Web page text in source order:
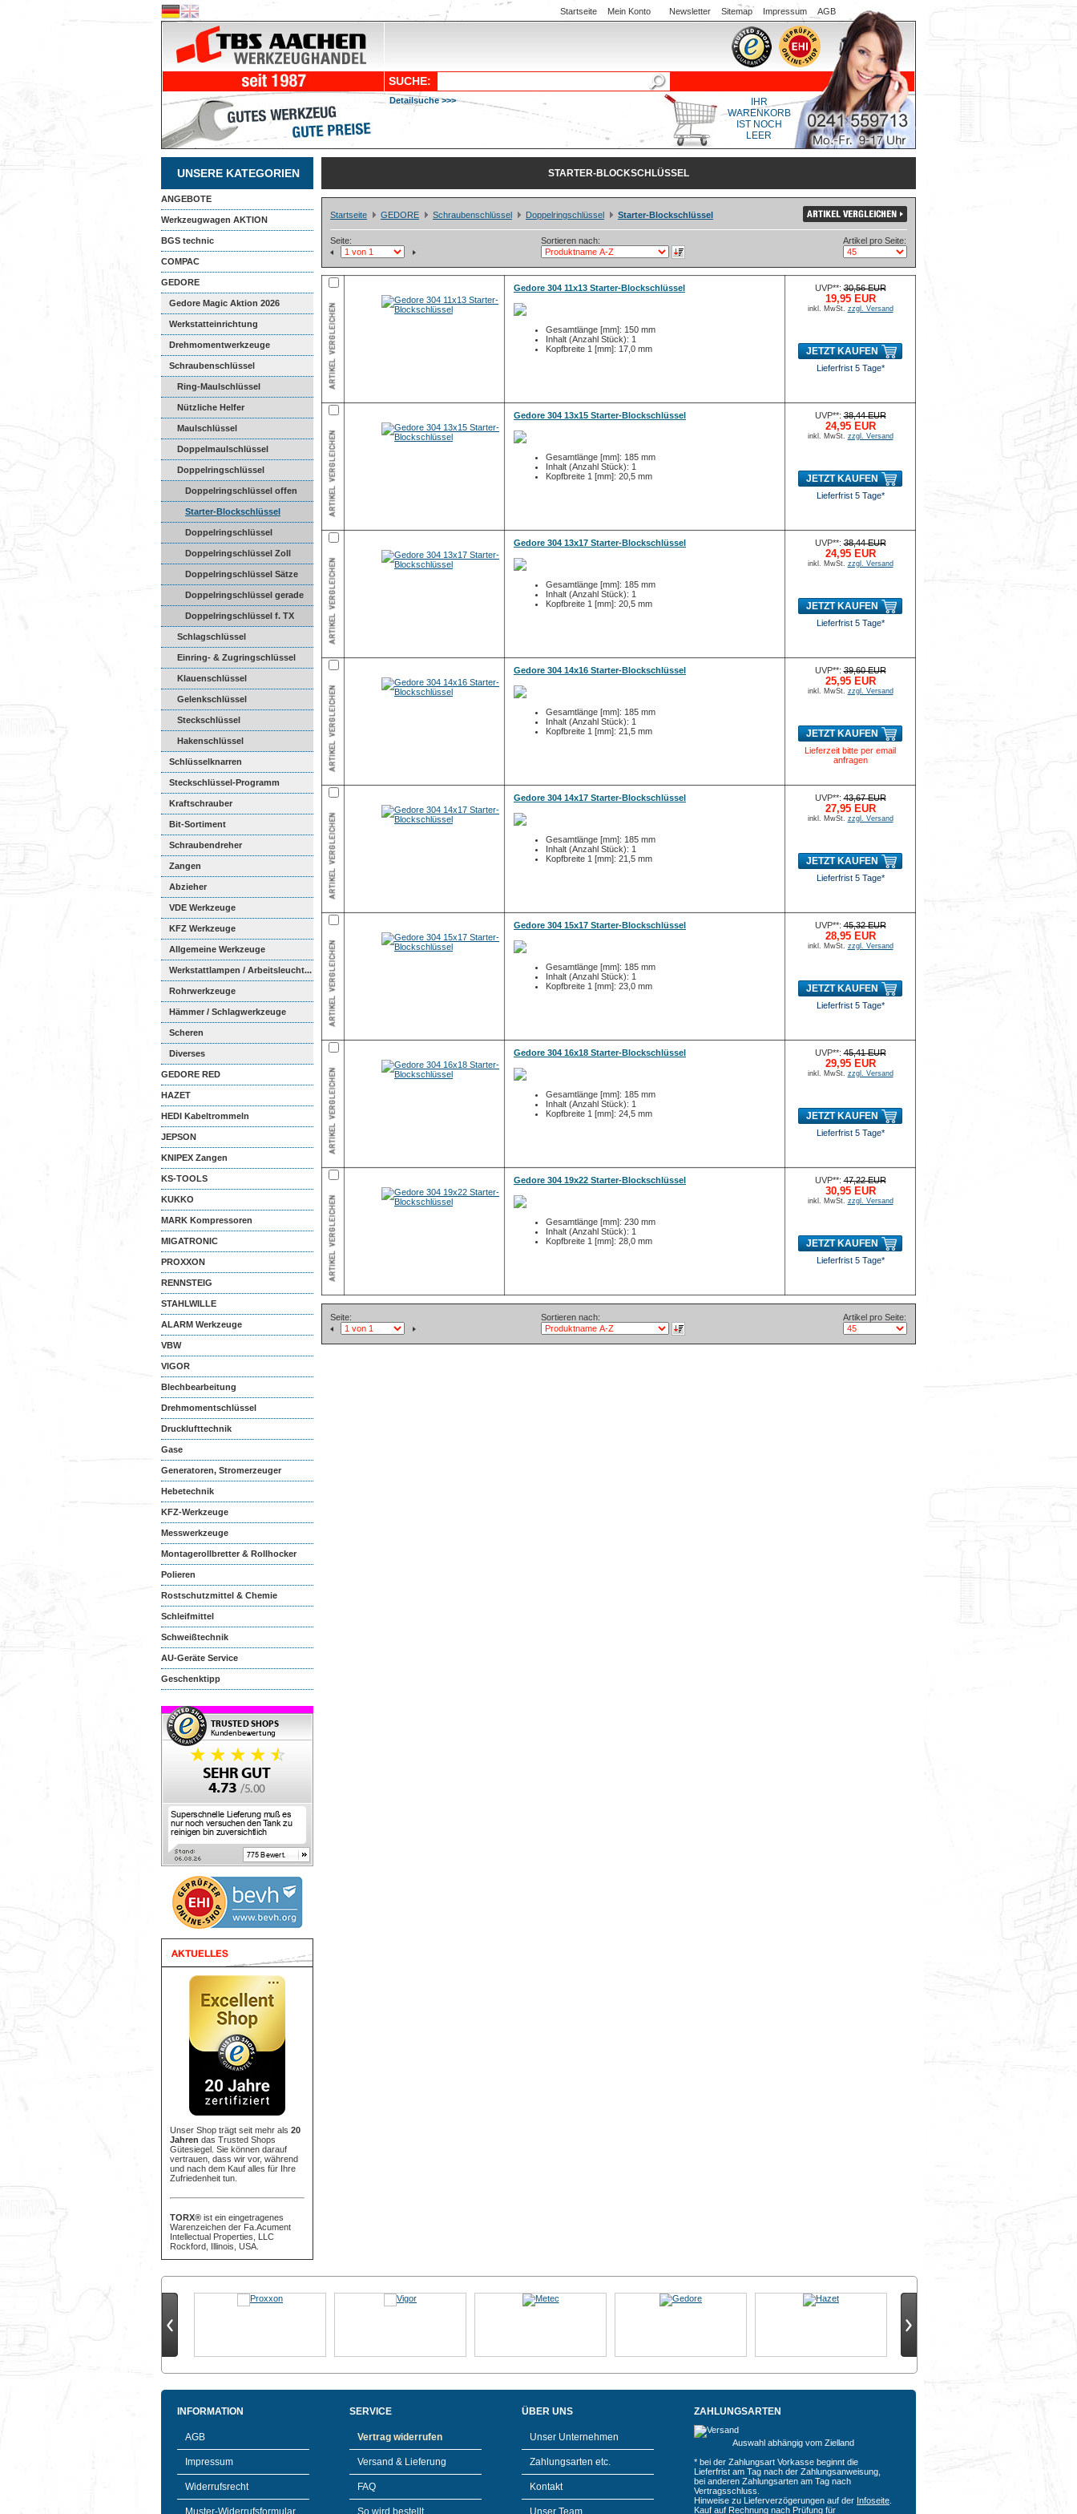
Startseite Mein Konto Newsletter Sitemap Impressum AGB
SUCHE:
Detailsuche >>>
IHR
WARENKORB
IST NOCH
LEER
UNSERE KATEGORIEN
ANGEBOTE
Werkzeugwagen AKTION
BGS technic
COMPAC
GEDORE
Gedore Magic Aktion 2026
Werkstatteinrichtung
Drehmomentwerkzeuge
Schraubenschlüssel
Ring-Maulschlüssel
Nützliche Helfer
Maulschlüssel
Doppelmaulschlüssel
Doppelringschlüssel
Doppelringschlüssel offen
Starter-Blockschlüssel
Doppelringschlüssel
Doppelringschlüssel Zoll
Doppelringschlüssel Sätze
Doppelringschlüssel gerade
Doppelringschlüssel f. TX
Schlagschlüssel
Einring- & Zugringschlüssel
Klauenschlüssel
Gelenkschlüssel
Steckschlüssel
Hakenschlüssel
Schlüsselknarren
Steckschlüssel-Programm
Kraftschrauber
Bit-Sortiment
Schraubendreher
Zangen
Abzieher
VDE Werkzeuge
KFZ Werkzeuge
Allgemeine Werkzeuge
Werkstattlampen / Arbeitsleucht...
Rohrwerkzeuge
Hämmer / Schlagwerkzeuge
Scheren
Diverses
GEDORE RED
HAZET
HEDI Kabeltrommeln
JEPSON
KNIPEX Zangen
KS-TOOLS
KUKKO
MARK Kompressoren
MIGATRONIC
PROXXON
RENNSTEIG
STAHLWILLE
ALARM Werkzeuge
VBW
VIGOR
Blechbearbeitung
Drehmomentschlüssel
Drucklufttechnik
Gase
Generatoren, Stromerzeuger
Hebetechnik
KFZ-Werkzeuge
Messwerkzeuge
Montagerollbretter & Rollhocker
Polieren
Rostschutzmittel & Chemie
Schleifmittel
Schweißtechnik
AU-Geräte Service
Geschenktipp
Unser Shop trägt seit mehr als 20
Jahren das Trusted Shops
Gütesiegel. Sie können darauf
vertrauen, dass wir vor, während
und nach dem Kauf alles für Ihre
Zufriedenheit tun.
TORX® ist ein eingetragenes
Warenzeichen der Fa.Acument
Intellectual Properties, LLC
Rockford, Illinois, USA.
STARTER-BLOCKSCHLÜSSEL
Startseite GEDORE Schraubenschlüssel Doppelringschlüssel Starter-Blockschlüssel
Seite: Sortieren nach: Artikel pro Seite:
Gedore 304 11x13 Starter-Blockschlüssel
Gesamtlänge [mm]: 150 mm
Inhalt (Anzahl Stück): 1
Kopfbreite 1 [mm]: 17,0 mm
UVP**:30,56 EUR
19,95 EUR
inkl. MwSt. zzgl. Versand
JETZT KAUFEN
Lieferfrist 5 Tage*
Gedore 304 13x15 Starter-Blockschlüssel
Gesamtlänge [mm]: 185 mm
Inhalt (Anzahl Stück): 1
Kopfbreite 1 [mm]: 20,5 mm
UVP**:38,44 EUR
24,95 EUR
inkl. MwSt. zzgl. Versand
JETZT KAUFEN
Lieferfrist 5 Tage*
Gedore 304 13x17 Starter-Blockschlüssel
Gesamtlänge [mm]: 185 mm
Inhalt (Anzahl Stück): 1
Kopfbreite 1 [mm]: 20,5 mm
UVP**:38,44 EUR
24,95 EUR
inkl. MwSt. zzgl. Versand
JETZT KAUFEN
Lieferfrist 5 Tage*
Gedore 304 14x16 Starter-Blockschlüssel
Gesamtlänge [mm]: 185 mm
Inhalt (Anzahl Stück): 1
Kopfbreite 1 [mm]: 21,5 mm
UVP**:39,60 EUR
25,95 EUR
inkl. MwSt. zzgl. Versand
JETZT KAUFEN
Lieferzeit bitte per email
anfragen
Gedore 304 14x17 Starter-Blockschlüssel
Gesamtlänge [mm]: 185 mm
Inhalt (Anzahl Stück): 1
Kopfbreite 1 [mm]: 21,5 mm
UVP**:43,67 EUR
27,95 EUR
inkl. MwSt. zzgl. Versand
JETZT KAUFEN
Lieferfrist 5 Tage*
Gedore 304 15x17 Starter-Blockschlüssel
Gesamtlänge [mm]: 185 mm
Inhalt (Anzahl Stück): 1
Kopfbreite 1 [mm]: 23,0 mm
UVP**:45,32 EUR
28,95 EUR
inkl. MwSt. zzgl. Versand
JETZT KAUFEN
Lieferfrist 5 Tage*
Gedore 304 16x18 Starter-Blockschlüssel
Gesamtlänge [mm]: 185 mm
Inhalt (Anzahl Stück): 1
Kopfbreite 1 [mm]: 24,5 mm
UVP**:45,41 EUR
29,95 EUR
inkl. MwSt. zzgl. Versand
JETZT KAUFEN
Lieferfrist 5 Tage*
Gedore 304 19x22 Starter-Blockschlüssel
Gesamtlänge [mm]: 230 mm
Inhalt (Anzahl Stück): 1
Kopfbreite 1 [mm]: 28,0 mm
UVP**:47,22 EUR
30,95 EUR
inkl. MwSt. zzgl. Versand
JETZT KAUFEN
Lieferfrist 5 Tage*
Seite: Sortieren nach: Artikel pro Seite:
INFORMATION
AGB
Impressum
Widerrufsrecht
Muster-Widerrufsformular
SERVICE
Vertrag widerrufen
Versand & Lieferung
FAQ
So wird bestellt
ÜBER UNS
Unser Unternehmen
Zahlungsarten etc.
Kontakt
Unser Team
ZAHLUNGSARTEN
Auswahl abhängig vom Zielland
* bei der Zahlungsart Vorkasse beginnt die
Lieferfrist am Tag nach der Zahlungsanweisung,
bei anderen Zahlungsarten am Tag nach
Vertragsschluss.
Hinweise zu Lieferverzögerungen auf der Infoseite
Kauf auf Rechnung nach Prüfung für